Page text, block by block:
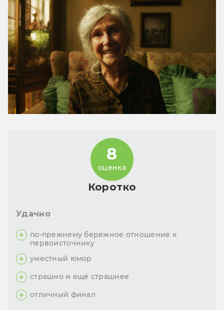
Коротко
8
оценка
Удачно
по-прежнему бережное отношение к
первоисточнику
уместный юмор
страшно и ещё страшнее
отличный финал